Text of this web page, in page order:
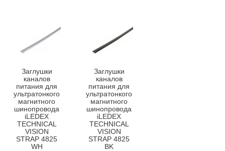
Заглушки
каналов
питания для
ультратонкого
магнитного
шинопровода
iLEDEX
TECHNICAL
VISION
STRAP 4825
WH
Заглушки
каналов
питания для
ультратонкого
магнитного
шинопровода
iLEDEX
TECHNICAL
VISION
STRAP 4825
BK